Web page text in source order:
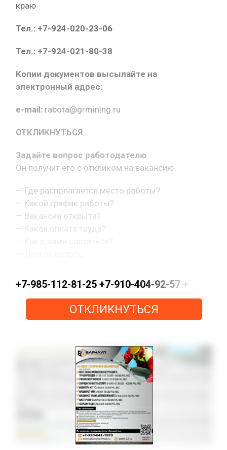
краю
Тел.: +7-924-020-23-06
Тел.: +7-924-021-80-38
Копии документов высылайте на
электронный адрес:
e-mail: rabota@grmining.ru
ОТКЛИКНУТЬСЯ
Задайте вопрос работодателю
Он получит его с откликом на вакансию
— Где располагается место работы?
— Какой график работы?
— Вакансия открыта?
— Какая оплата труда?
+7-985-112-81-25 +7-910-404-92-57 +7-915-
ОТКЛИКНУТЬСЯ